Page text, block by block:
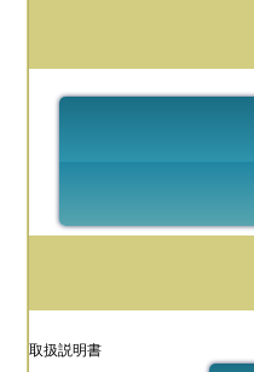
取扱説明書